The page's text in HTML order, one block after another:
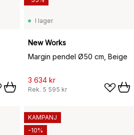
I lager
New Works
Margin pendel Ø50 cm, Beige
3 634 kr
Rek. 5 595 kr
KAMPANJ
-10%